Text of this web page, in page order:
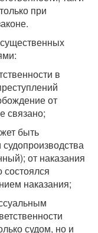
при
в
от
связано;
быть
от наказания
состоялся
наказания;
судом, но и